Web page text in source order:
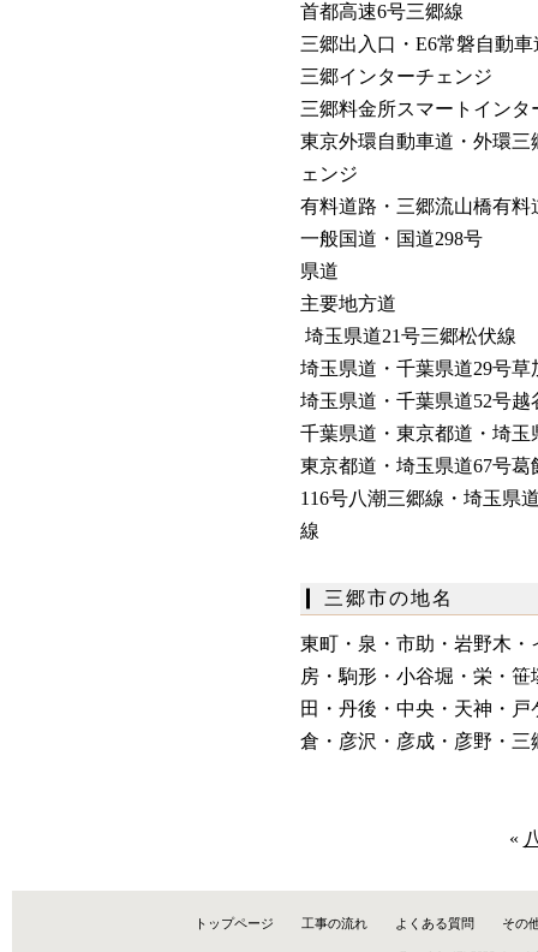
首都高速6号三郷線
三郷出入口・ E6常磐自動車
三郷インターチェンジ
三郷料金所スマートインタ
東京外環自動車道・外環
ェンジ
有料道路・三郷流山橋有料
一般国道・国道298号
県道
主要地方道
埼玉県道21号三郷松伏線
埼玉県道・千葉県道29号草
埼玉県道・千葉県道52号越
千葉県道・東京都道・埼玉
東京都道・埼玉県道67号
116号八潮三郷線・埼玉県
線
三郷市の地名
東町・ 泉・ 市助・ 岩野木・
房・ 駒形・ 小谷堀・栄・笹
田・丹後・中央・天神・
倉・彦沢・彦成・彦野・
«
トップページ 工事の流れ よくある質問 その